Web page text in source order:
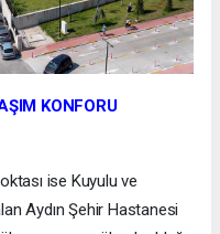
KONFORU
ise Kuyulu ve
Aydın Şehir Hastanesi